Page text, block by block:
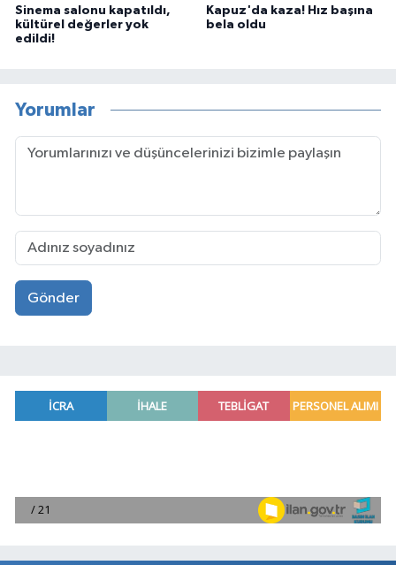
Sinema salonu kapatıldı,
kültürel değerler yok
edildi!
Kapuz'da kaza! Hız başına
bela oldu
Yorumlar
Gönder